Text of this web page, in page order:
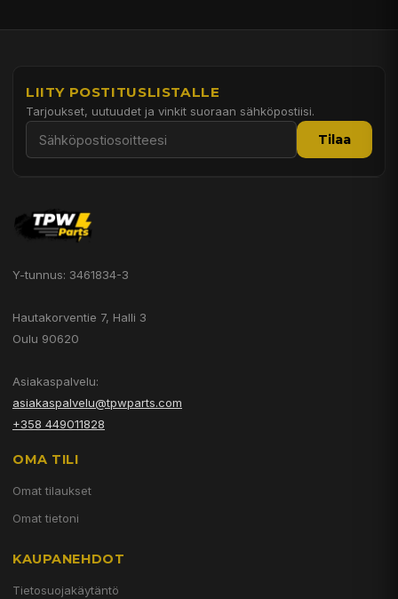
LIITY POSTITUSLISTALLE
Tarjoukset, uutuudet ja vinkit suoraan sähköpostiisi.
Tilaa
Y-tunnus: 3461834-3
Hautakorventie 7, Halli 3
Oulu 90620
Asiakaspalvelu:
asiakaspalvelu@tpwparts.com
+358 449011828
OMA TILI
Omat tilaukset
Omat tietoni
KAUPANEHDOT
Tietosuojakäytäntö